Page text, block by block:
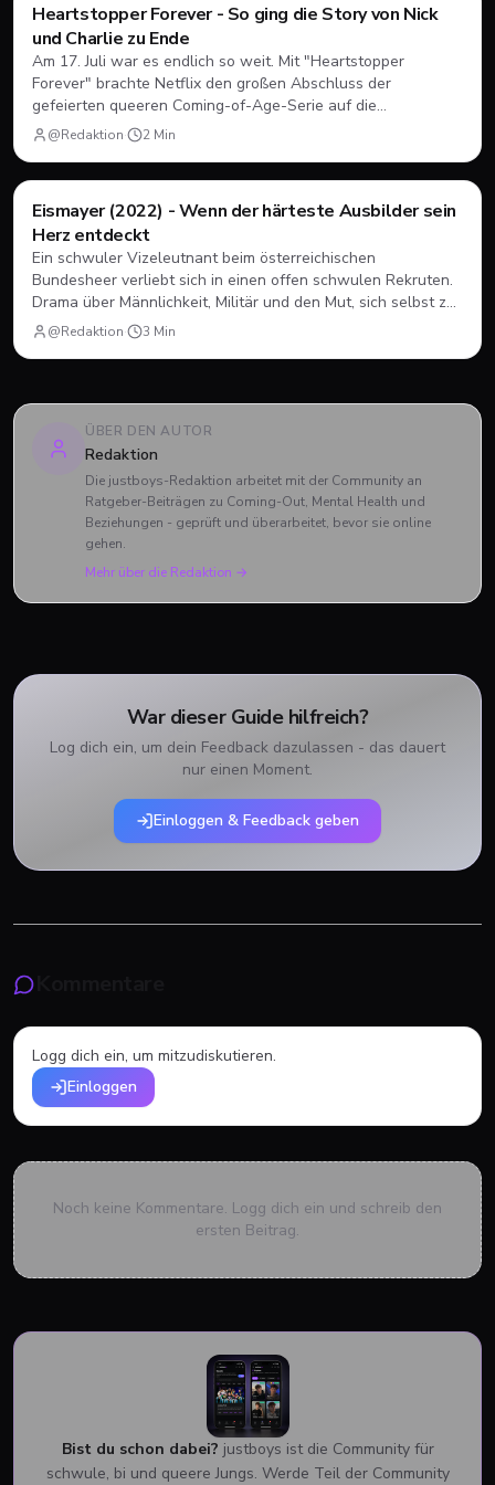
Filme & Serien
Heartstopper Forever - So ging die Story von Nick
und Charlie zu Ende
Am 17. Juli war es endlich so weit. Mit "Heartstopper
Forever" brachte Netflix den großen Abschluss der
gefeierten queeren Coming-of-Age-Serie auf die
Bildschirme. Statt einer vierten Staffel gab es diesmal einen
abendfüllenden Spielfilm. Wir blicken zurück, wie sich Nick
@Redaktion· 2 Min
Filme & Serien
Eismayer (2022) - Wenn der härteste Ausbilder sein
Herz entdeckt
Ein schwuler Vizeleutnant beim österreichischen
Bundesheer verliebt sich in einen offen schwulen Rekruten.
Drama über Männlichkeit, Militär und den Mut, sich selbst zu
sein.@Redaktion· 3 Min
ÜBER DEN AUTOR
Redaktion
Die justboys-Redaktion arbeitet mit der Community an
Ratgeber-Beiträgen zu Coming-Out, Mental Health und
Beziehungen - geprüft und überarbeitet, bevor sie online
gehen.
Mehr über die Redaktion →
War dieser Guide hilfreich?
Log dich ein, um dein Feedback dazulassen - das dauert
nur einen Moment.
Einloggen & Feedback geben
Logg dich ein, um mitzudiskutieren.
Einloggen
Noch keine Kommentare. Logg dich ein und schreib den
ersten Beitrag.
Bist du schon dabei? justboys ist die Community für
schwule, bi und queere Jungs. Werde Teil der Community